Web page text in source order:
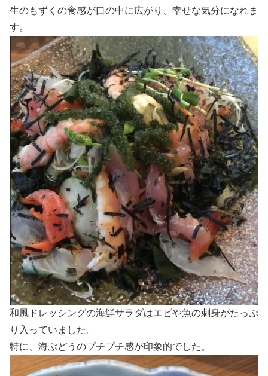
生のもずくの食感が口の中に広がり、幸せな気分になれま
す。
和風ドレッシングの海鮮サラダはエビや魚の刺身がたっぷ
り入っていました。
特に、海ぶどうのプチプチ感が印象的でした。